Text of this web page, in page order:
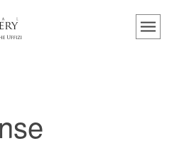
y exposiciones